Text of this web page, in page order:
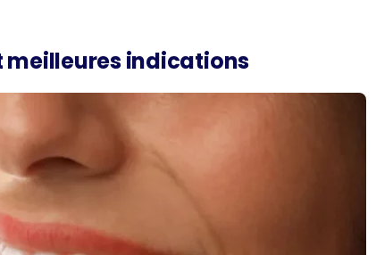
meilleures indications